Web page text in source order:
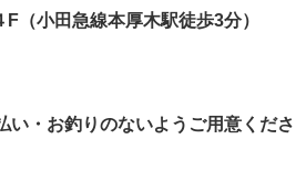
（小田急線本厚木駅徒歩3分）
・お釣りのないようご用意くださ